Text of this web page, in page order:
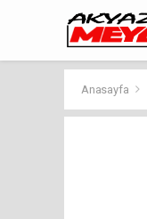
Anasayfa